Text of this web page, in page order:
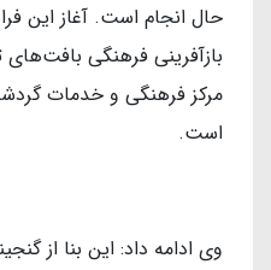
حال انجام است. آغاز این
بازآفرینی فرهنگی
مرکز فرهنگی و خدمات
است.
وی ادامه داد: این بنا از